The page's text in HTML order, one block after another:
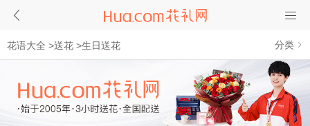
花语大全 >送花 >生日送花 分类